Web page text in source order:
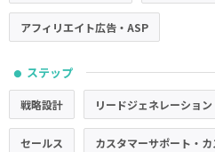
アフィリエイト広告・ASP
● ステップ
戦略設計 リードジェネレーション
セールス カスタマーサポート・